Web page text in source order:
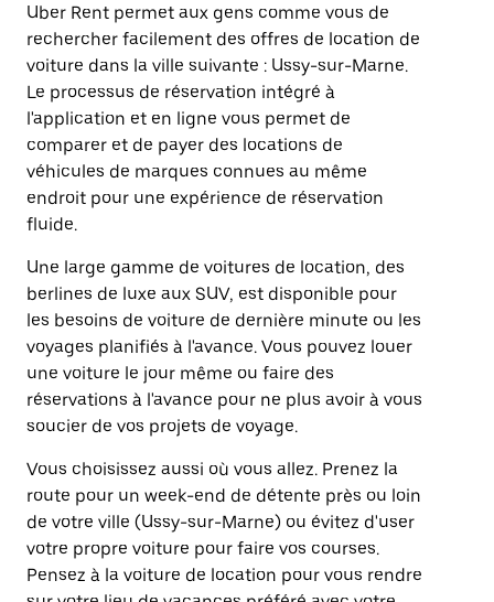
Uber Rent permet aux gens comme vous de
rechercher facilement des offres de location de
voiture dans la ville suivante : Ussy-sur-Marne.
Le processus de réservation intégré à
l'application et en ligne vous permet de
comparer et de payer des locations de
véhicules de marques connues au même
endroit pour une expérience de réservation
fluide.
Une large gamme de voitures de location, des
berlines de luxe aux SUV, est disponible pour
les besoins de voiture de dernière minute ou les
voyages planifiés à l'avance. Vous pouvez louer
une voiture le jour même ou faire des
réservations à l'avance pour ne plus avoir à vous
soucier de vos projets de voyage.
Vous choisissez aussi où vous allez. Prenez la
route pour un week-end de détente près ou loin
de votre ville (Ussy-sur-Marne) ou évitez d'user
votre propre voiture pour faire vos courses.
Pensez à la voiture de location pour vous rendre